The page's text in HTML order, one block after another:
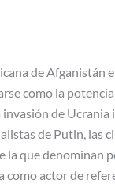
de Afganistán
como la
de
de Putin, las
la que denominan
como actor de